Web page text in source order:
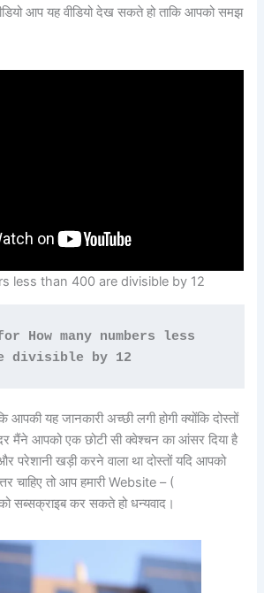
आप यह वीडियो देख सकते हो ताकि आपको समझ
less than 400 are divisible by 12
How many numbers less
divisible by 12
आपकी यह जानकारी अच्छी लगी होगी क्योंकि दोस्तों
मैंने आपको एक छोटी सी क्वेश्चन का आंसर दिया है
परेशानी खड़ी करने वाला था दोस्तों यदि आपको
चाहिए तो आप हमारी Website – (
सब्सक्राइब कर सकते हो धन्यवाद।